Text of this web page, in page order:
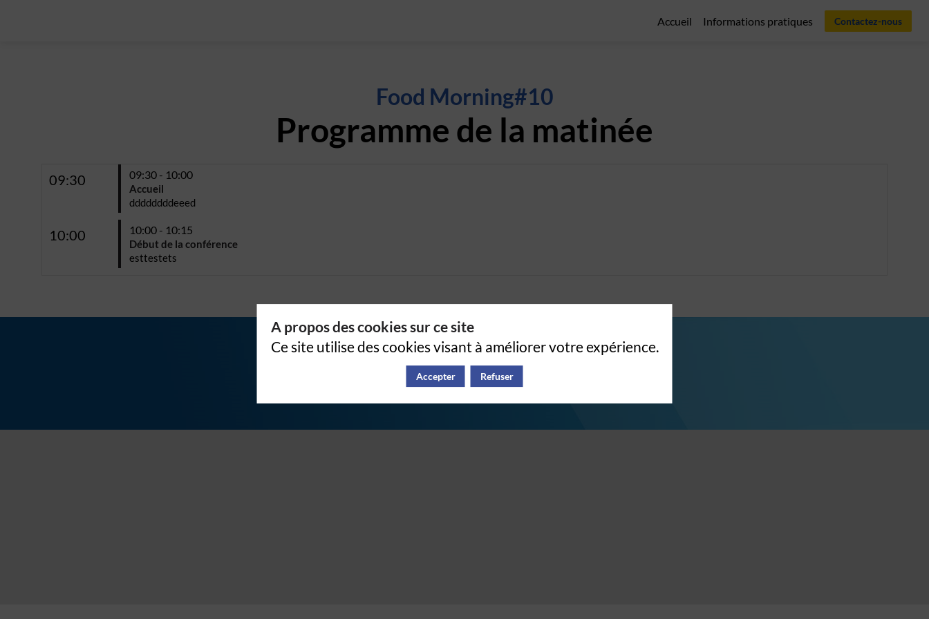
Accueil Informations pratiques Contactez-nous
Food Morning#10
Programme de la matinée
09:30 09:30 - 10:00
Accueil
ddddddddeeed
10:00 10:00 - 10:15
Début de la conférence
esttestets
A propos des cookies sur ce site
Ce site utilise des cookies visant à améliorer votre expérience.
Accepter Refuser